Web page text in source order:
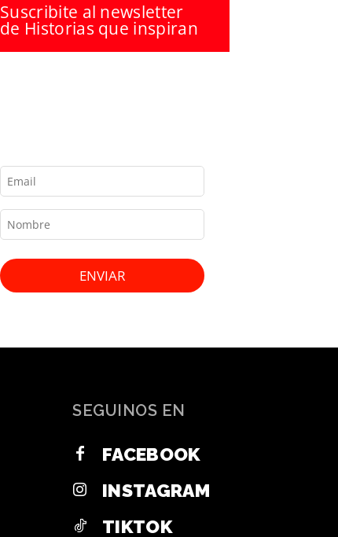
Suscribite al newsletter
de Historias que inspiran
ENVIAR
SEGUINOS EN
FACEBOOK
INSTAGRAM
TIKTOK